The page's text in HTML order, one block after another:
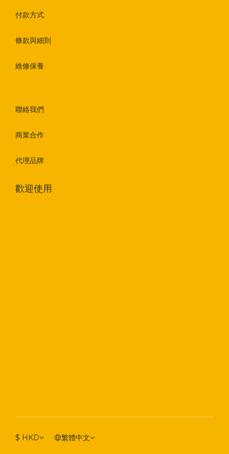
付款方式
條款與細則
維修保養
聯絡我們
商業合作
代理品牌
歡迎使用
$ HKD 繁體中文